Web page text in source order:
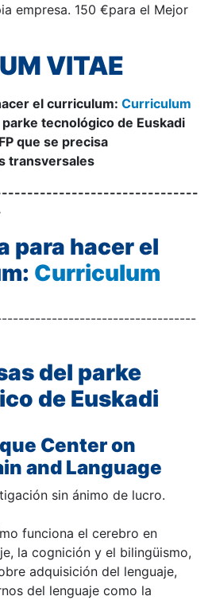
empresa. 150 €para el Mejor
VITAE
el curriculum: Curriculum
tecnológico de Euskadi
que se precisa
transversales
para hacer el
Curriculum
del parke
de Euskadi
Center on
and Language
sin ánimo de lucro.
funciona el cerebro en
la cognición y el bilingüismo,
adquisición del lenguaje,
del lenguaje como la